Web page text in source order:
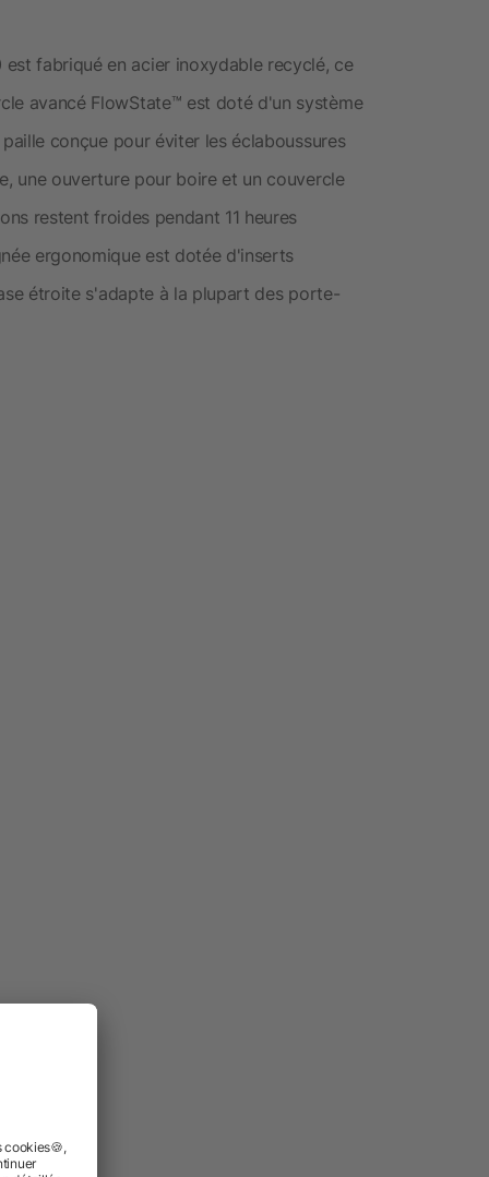
fabriqué en acier inoxydable recyclé, ce
avancé FlowState™ est doté d'un système
conçue pour éviter les éclaboussures
une ouverture pour boire et un couvercle
restent froides pendant 11 heures
ergonomique est dotée d'inserts
étroite s'adapte à la plupart des porte-